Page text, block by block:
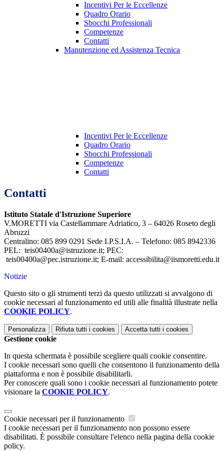
Incentivi Per le Eccellenze
Quadro Orario
Sbocchi Professionali
Competenze
Contatti
Manutenzione ed Assistenza Tecnica
Incentivi Per le Eccellenze
Quadro Orario
Sbocchi Professionali
Competenze
Contatti
Contatti
Istituto Statale d'Istruzione Superiore
V.MORETTI via Castellammare Adriatico, 3 – 64026 Roseto degli
Abruzzi
Centralino: 085 899 0291 Sede I.P.S.I.A. – Telefono: 085 8942336
PEL: teis00400a@istruzione.it; PEC:
teis00400a@pec.istruzione.it; E-mail: accessibilita@iismoretti.edu.it
Notizie
Questo sito o gli strumenti terzi da questo utilizzati si avvalgono di
cookie necessari al funzionamento ed utili alle finalità illustrate nella
COOKIE POLICY.
Personalizza Rifiuta tutti i cookies Accetta tutti i cookies
Gestione cookie
In questa schermata è possibile scegliere quali cookie consentire.
I cookie necessari sono quelli che consentono il funzionamento della
piattaforma e non è possibile disabilitarli.
Per conoscere quali sono i cookie necessari al funzionamento potete
visionare la COOKIE POLICY.
Cookie necessari per il funzionamento
I cookie necessari per il funzionamento non possono essere
disabilitati. È possibile consultare l'elenco nella pagina della cookie
policy.